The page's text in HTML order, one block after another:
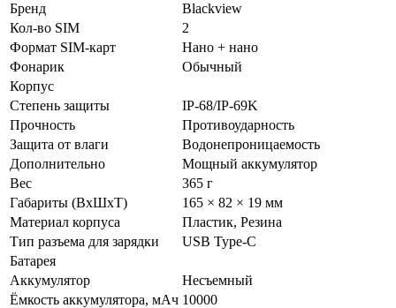
Бренд
Blackview
Кол-во SIM
2
Формат SIM-карт
Нано + нано
Фонарик
Обычный
Корпус
Степень защиты
IP-68/IP-69K
Прочность
Противоударность
Защита от влаги
Водонепроницаемость
Дополнительно
Мощный аккумулятор
Вес
365 г
Габариты (ВxШxТ)
165 × 82 × 19 мм
Материал корпуса
Пластик, Резина
Тип разъема для зарядки
USB Type-C
Батарея
Аккумулятор
Несъемный
Ёмкость аккумулятора, мАч 10000